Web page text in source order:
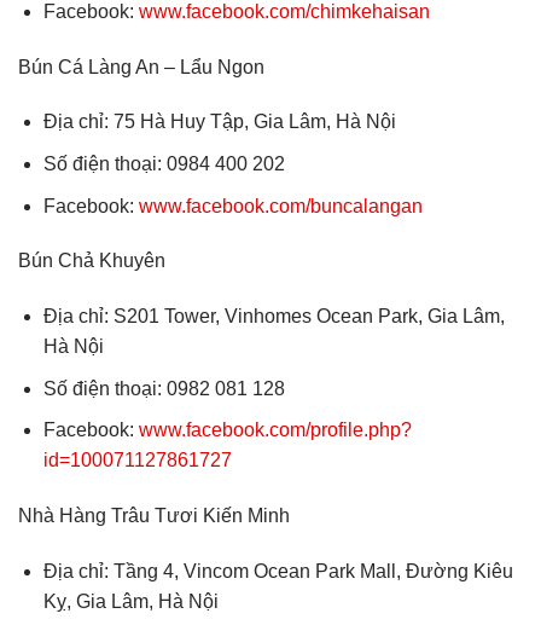
Facebook: www.facebook.com/chimkehaisan
Bún Cá Làng An – Lẩu Ngon
Địa chỉ: 75 Hà Huy Tập, Gia Lâm, Hà Nội
Số điện thoại: 0984 400 202
Facebook: www.facebook.com/buncalangan
Bún Chả Khuyên
Địa chỉ: S201 Tower, Vinhomes Ocean Park, Gia Lâm,
Hà Nội
Số điện thoại: 0982 081 128
Facebook: www.facebook.com/profile.php?
id=100071127861727
Nhà Hàng Trâu Tươi Kiến Minh
Địa chỉ: Tầng 4, Vincom Ocean Park Mall, Đường Kiêu
Kỵ, Gia Lâm, Hà Nội